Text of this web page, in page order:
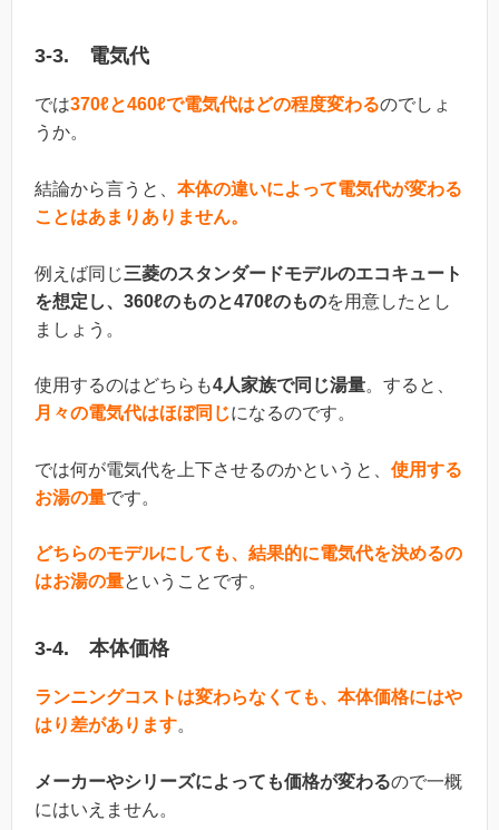
3-3. 電気代
では370ℓと460ℓで電気代はどの程度変わるのでしょ
うか。
結論から言うと、 本体の違いによって電気代が変わる
ことはあまりありません。
例えば同じ三菱のスタンダードモデルのエコキュート
を想定し、360ℓのものと470ℓのものを用意したとし
ましょう。
使用するのはどちらも4人家族で同じ湯量。すると、
月々の電気代はほぼ同じになるのです。
では何が電気代を上下させるのかというと、 使用する
お湯の量です。
どちらのモデルにしても、結果的に電気代を決めるの
はお湯の量ということです。
3-4. 本体価格
ランニングコストは変わらなくても、本体価格にはや
はり差があります。
メーカーやシリーズによっても価格が変わるので一概
にはいえません。